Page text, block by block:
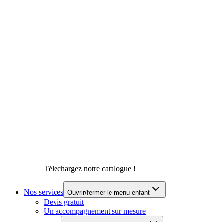
Téléchargez notre catalogue !
Nos services Ouvrir/fermer le menu enfant
Devis gratuit
Un accompagnement sur mesure